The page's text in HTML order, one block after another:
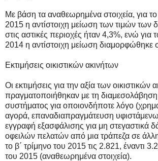
Με βάση τα αναθεωρημένα στοιχεία, για το
2015 η αντίστοιχη μείωση των τιμών των
στις αστικές περιοχές ήταν 4,3%, ενώ για
2014 η αντίστοιχη μείωση διαμορφώθηκε
Εκτιμήσεις οικιστικών ακινήτων
Οι εκτιμήσεις για την αξία των οικιστικών
πραγματοποιήθηκαν με τη διαμεσολάβηση
συστήματος για οποιονδήποτε λόγο
αγορά, επαναδιαπραγμάτευση
εγγραφή εξασφάλισης για μη στεγαστικά
οφειλών πελατών από μια τράπεζα σε
το β΄ τρίμηνο του 2015 τις 2.821, έναντι
του 2015 (αναθεωρημένα στοιχεία).